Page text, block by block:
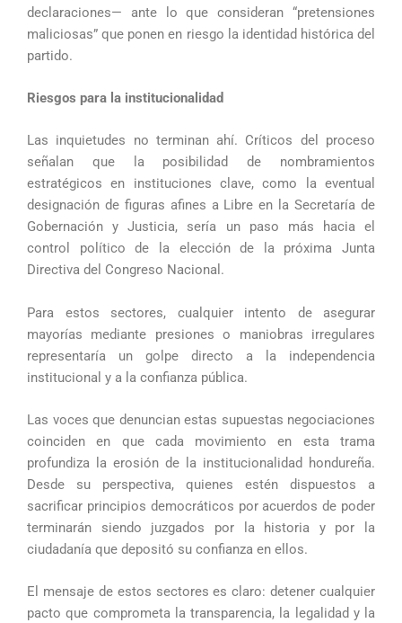
declaraciones— ante lo que consideran “pretensiones
maliciosas” que ponen en riesgo la identidad histórica del
partido.
Riesgos para la institucionalidad
Las inquietudes no terminan ahí. Críticos del proceso
señalan que la posibilidad de nombramientos
estratégicos en instituciones clave, como la eventual
designación de figuras afines a Libre en la Secretaría de
Gobernación y Justicia, sería un paso más hacia el
control político de la elección de la próxima Junta
Directiva del Congreso Nacional.
Para estos sectores, cualquier intento de asegurar
mayorías mediante presiones o maniobras irregulares
representaría un golpe directo a la independencia
institucional y a la confianza pública.
Las voces que denuncian estas supuestas negociaciones
coinciden en que cada movimiento en esta trama
profundiza la erosión de la institucionalidad hondureña.
Desde su perspectiva, quienes estén dispuestos a
sacrificar principios democráticos por acuerdos de poder
terminarán siendo juzgados por la historia y por la
ciudadanía que depositó su confianza en ellos.
El mensaje de estos sectores es claro: detener cualquier
pacto que comprometa la transparencia, la legalidad y la